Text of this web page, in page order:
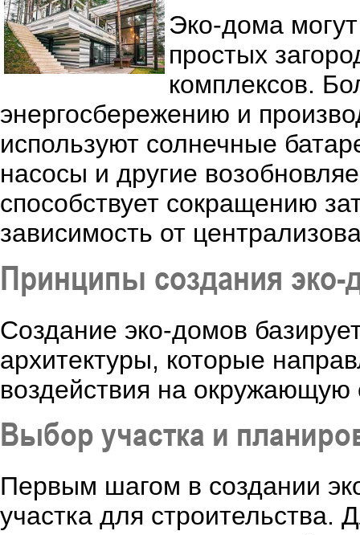
Эко-дома
простых
комплексов.
энергосбережению и
используют солнечные
насосы и другие
способствует сокращению
зависимость от
Принципы создания эко-
Создание эко-домов
архитектуры, которые
воздействия на окружающую
Выбор участка и
Первым шагом в создании
участка для строительства.